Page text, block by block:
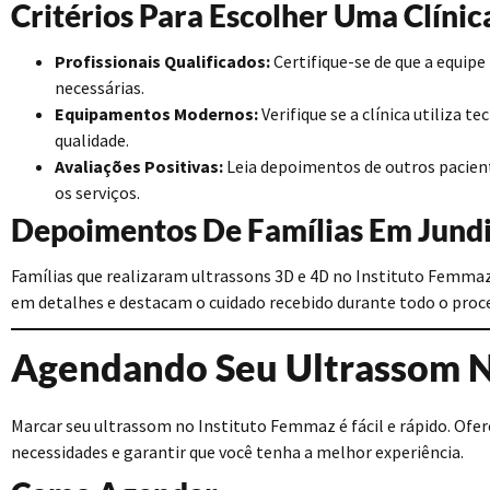
Critérios Para Escolher Uma
Profissionais Qualificados:Certifique-se de que a
necessárias.
Equipamentos Modernos:Verifique se a clínica utiliza
qualidade.
Avaliações Positivas: Leia depoimentos de outros
os serviços.
Depoimentos De Famílias Em
Famílias que realizaram ultrassons 3D e 4D no Instituto
em detalhes e destacam o cuidado recebido durante todo o
Agendando Seu Ultrassom
Marcar seu ultrassom no Instituto Femmaz é fácil e rápido.
necessidades e garantir que você tenha a melhor experiência.